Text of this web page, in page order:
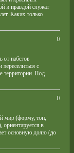
и правдой служат
Каких только
от набегов
с
территории. Под
0
мир (форму, тон,
ориентируется в
основную долю (до
0